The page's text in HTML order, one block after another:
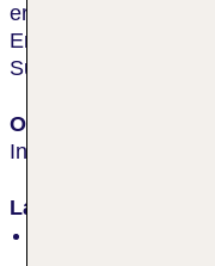
erreicht man den
Erlebnisbad,
Surfschule.
Ort
Insel Fehmarn
Lage